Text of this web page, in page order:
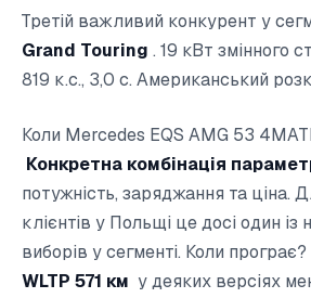
Третій важливий конкурент у
Grand Touring . 19 кВт змінного
819 к.с., 3,0 с. Американський
Коли Mercedes EQS AMG 53
Конкретна комбінація
потужність, заряджання та ціна.
клієнтів у Польщі це досі один
виборів у сегменті. Коли програє?
WLTP 571 км у деяких версіях